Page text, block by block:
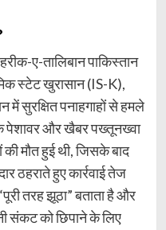
ए-तालिबान पाकिस्तान
स्टेट खुरासान (IS-K),
सुरक्षित पनाहगाहों से हमले
पेशावर और खैबर पख्तूनख्वा
मौत हुई थी, जिसके बाद
ठहराते हुए कार्रवाई तेज
तरह झूठा” बताता है और
संकट को छिपाने के लिए